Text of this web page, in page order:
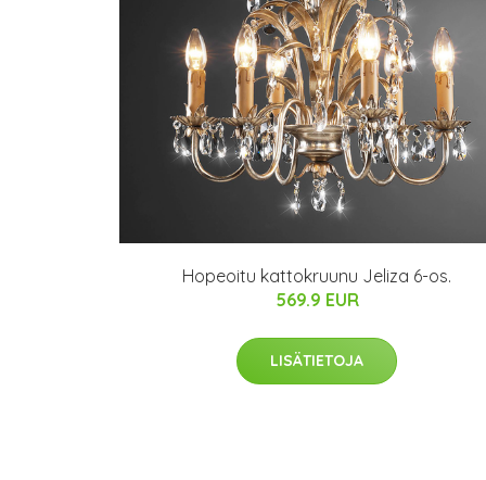
Hopeoitu kattokruunu Jeliza 6-os.
569.9 EUR
LISÄTIETOJA